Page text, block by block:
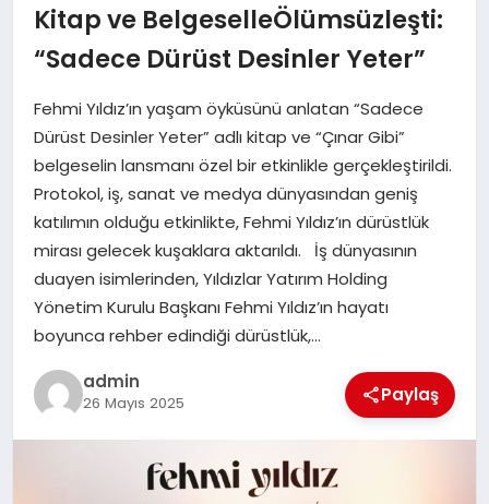
YAŞAM
EKONOMI
SAĞLIK
DÜNYA
EĞITIM
Kitap ve BelgeselleÖlümsüzleşti:
“Sadece Dürüst Desinler Yeter”
Fehmi Yıldız’ın yaşam öyküsünü anlatan “Sadece
Dürüst Desinler Yeter” adlı kitap ve “Çınar Gibi”
belgeselin lansmanı özel bir etkinlikle gerçekleştirildi.
Protokol, iş, sanat ve medya dünyasından geniş
katılımın olduğu etkinlikte, Fehmi Yıldız’ın dürüstlük
mirası gelecek kuşaklara aktarıldı. İş dünyasının
duayen isimlerinden, Yıldızlar Yatırım Holding
Yönetim Kurulu Başkanı Fehmi Yıldız’ın hayatı
boyunca rehber edindiği dürüstlük,…
admin
26 Mayıs 2025 Paylaş